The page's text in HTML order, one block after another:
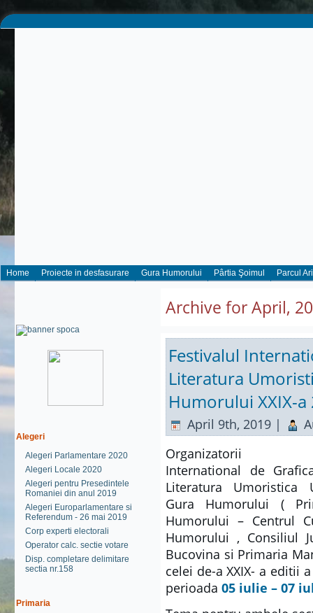
Home Proiecte in desfasurare Gura Humorului Pârtia Şoimul Parcul
Alegeri
Alegeri Parlamentare 2020
Alegeri Locale 2020
Alegeri pentru Presedintele
Romaniei din anul 2019
Alegeri Europarlamentare si
Referendum - 26 mai 2019
Corp experti electorali
Operator calc. sectie votare
Disp. completare delimitare
sectia nr.158
Primaria
Archive for April,
Festivalul
Literatura
Humorului XXIX-a
April 9th, 2019 |
Organizatorii
International de
Literatura
Gura Humorului (
Humorului – Centrul
Humorului , Consiliul
Bucovina si Primaria
celei de-a XXIX- a editii
perioada 05 iulie – 07